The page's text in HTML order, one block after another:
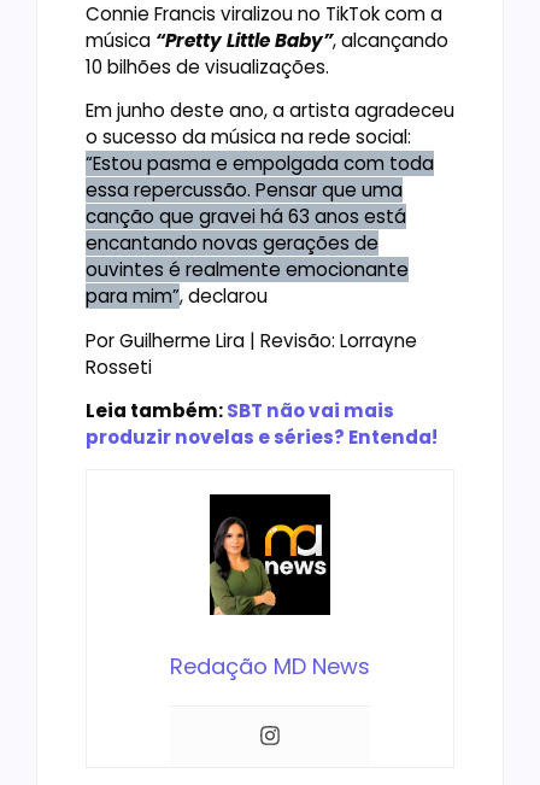
Connie Francis viralizou no TikTok com a
música “Pretty Little Baby”, alcançando
10 bilhões de visualizações.
Em junho deste ano, a artista agradeceu
o sucesso da música na rede social:
“Estou pasma e empolgada com toda
essa repercussão. Pensar que uma
canção que gravei há 63 anos está
encantando novas gerações de
ouvintes é realmente emocionante
para mim”, declarou
Por Guilherme Lira | Revisão: Lorrayne
Rosseti
Leia também:SBT não vai mais
produzir novelas e séries? Entenda!
Redação MD News